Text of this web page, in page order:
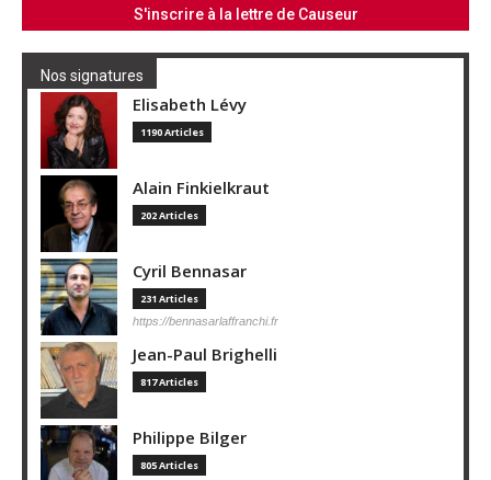
Nos signatures
Elisabeth Lévy
1190 Articles
Alain Finkielkraut
202 Articles
Cyril Bennasar
231 Articles
https://bennasarlaffranchi.fr
Jean-Paul Brighelli
817 Articles
Philippe Bilger
805 Articles